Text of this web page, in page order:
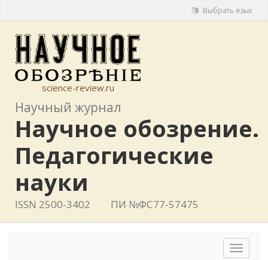
Выбрать язык
science-review.ru
Научный журнал
Научное обозрение.
Педагогические
науки
ISSN 2500-3402 ПИ №ФС77-57475
Toggle